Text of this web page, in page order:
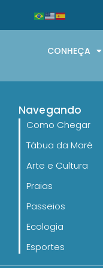
CONHEÇA
Navegando
Como Chegar
Tábua da Maré
Arte e Cultura
Praias
Passeios
Ecologia
Esportes